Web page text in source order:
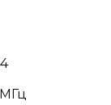
МГц